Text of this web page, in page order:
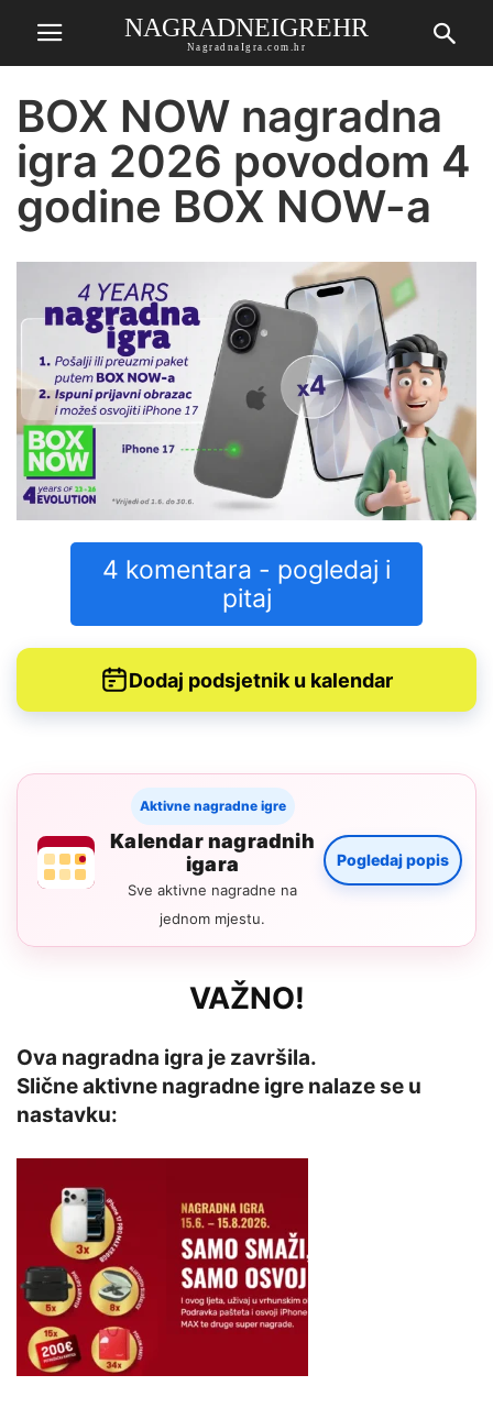
NAGRADNEIGREHR
NagradnaIgra.com.hr
BOX NOW nagradna
igra 2026 povodom 4
godine BOX NOW-a
4 komentara - pogledaj i
pitaj
Dodaj podsjetnik u kalendar
Aktivne nagradne igre
Kalendar nagradnih
igara
Sve aktivne nagradne na
jednom mjestu.
Pogledaj popis
VAŽNO!
Ova nagradna igra je završila.
Slične aktivne nagradne igre nalaze se u
nastavku: